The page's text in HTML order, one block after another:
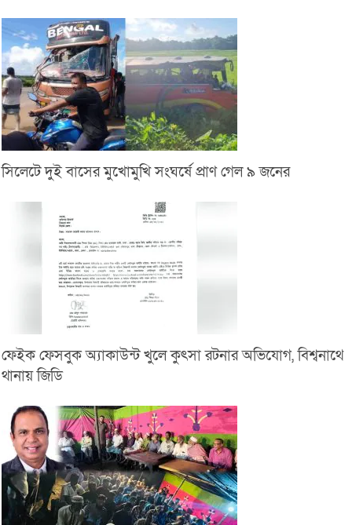
সিলেটে দুই বাসের মুখোমুখি সংঘর্ষে প্রাণ গেল ৯ জনের
ফেইক ফেসবুক অ্যাকাউন্ট খুলে কুৎসা রটনার অভিযোগ, বিশ্বনাথে
থানায় জিডি